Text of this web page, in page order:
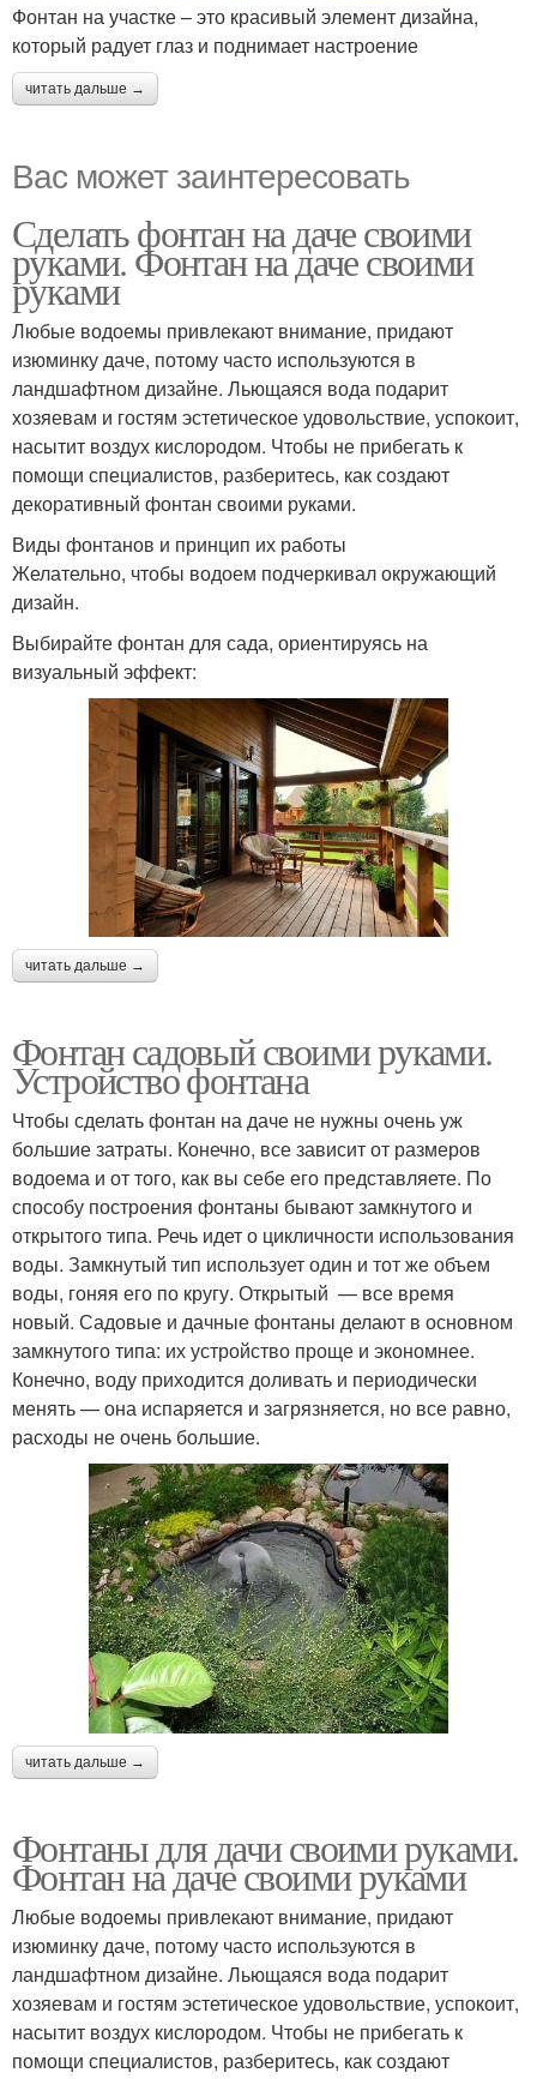
Фонтан на участке – это красивый элемент дизайна,
который радует глаз и поднимает настроение
читать дальше →
Вас может заинтересовать
Сделать фонтан на даче своими
руками. Фонтан на даче своими
руками
Любые водоемы привлекают внимание, придают
изюминку даче, потому часто используются в
ландшафтном дизайне. Льющаяся вода подарит
хозяевам и гостям эстетическое удовольствие, успокоит,
насытит воздух кислородом. Чтобы не прибегать к
помощи специалистов, разберитесь, как создают
декоративный фонтан своими руками.
Виды фонтанов и принцип их работы
Желательно, чтобы водоем подчеркивал окружающий
дизайн.
Выбирайте фонтан для сада, ориентируясь на
визуальный эффект:
читать дальше →
Фонтан садовый своими руками.
Устройство фонтана
Чтобы сделать фонтан на даче не нужны очень уж
большие затраты. Конечно, все зависит от размеров
водоема и от того, как вы себе его представляете. По
способу построения фонтаны бывают замкнутого и
открытого типа. Речь идет о цикличности использования
воды. Замкнутый тип использует один и тот же объем
воды, гоняя его по кругу. Открытый — все время
новый. Садовые и дачные фонтаны делают в основном
замкнутого типа: их устройство проще и экономнее.
Конечно, воду приходится доливать и периодически
менять — она испаряется и загрязняется, но все равно,
расходы не очень большие.
читать дальше →
Фонтаны для дачи своими руками.
Фонтан на даче своими руками
Любые водоемы привлекают внимание, придают
изюминку даче, потому часто используются в
ландшафтном дизайне. Льющаяся вода подарит
хозяевам и гостям эстетическое удовольствие, успокоит,
насытит воздух кислородом. Чтобы не прибегать к
помощи специалистов, разберитесь, как создают